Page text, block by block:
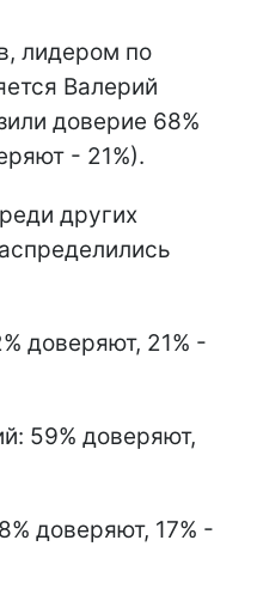
лидером по
Валерий
доверие 68%
- 21%).
других
доверяют, 21% -
59% доверяют,
доверяют, 17% -